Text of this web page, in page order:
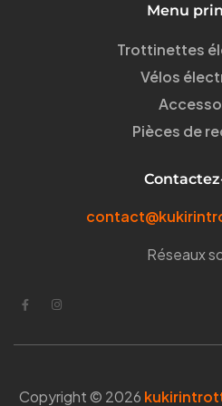
Menu
Trottinettes
Vélos
Pièces de
Réseaux
Copyright © 2026